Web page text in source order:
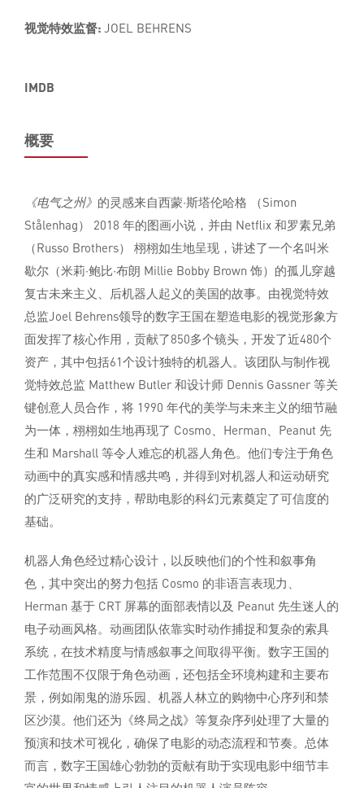
视觉特效监督: JOEL BEHRENS
IMDB
概要
《电气之州》 的灵感来自西蒙·斯塔伦哈格 （Simon
Stålenhag） 2018 年的图画小说，并由 Netflix 和罗素兄弟
（Russo Brothers） 栩栩如生地呈现，讲述了一个名叫米
歇尔（米莉·鲍比·布朗 Millie Bobby Brown 饰）的孤儿穿越
复古未来主义、后机器人起义的美国的故事。由视觉特效
总监Joel Behrens领导的数字王国在塑造电影的视觉形象方
面发挥了核心作用，贡献了850多个镜头，开发了近480个
资产，其中包括61个设计独特的机器人。该团队与制作视
觉特效总监 Matthew Butler 和设计师 Dennis Gassner 等关
键创意人员合作，将 1990 年代的美学与未来主义的细节融
为一体，栩栩如生地再现了 Cosmo、Herman、Peanut 先
生和 Marshall 等令人难忘的机器人角色。他们专注于角色
动画中的真实感和情感共鸣，并得到对机器人和运动研究
的广泛研究的支持，帮助电影的科幻元素奠定了可信度的
基础。
机器人角色经过精心设计，以反映他们的个性和叙事角
色，其中突出的努力包括 Cosmo 的非语言表现力、
Herman 基于 CRT 屏幕的面部表情以及 Peanut 先生迷人的
电子动画风格。动画团队依靠实时动作捕捉和复杂的索具
系统，在技术精度与情感叙事之间取得平衡。数字王国的
工作范围不仅限于角色动画，还包括全环境构建和主要布
景，例如闹鬼的游乐园、机器人林立的购物中心序列和禁
区沙漠。他们还为《终局之战》等复杂序列处理了大量的
预演和技术可视化，确保了电影的动态流程和节奏。总体
而言，数字王国雄心勃勃的贡献有助于实现电影中细节丰